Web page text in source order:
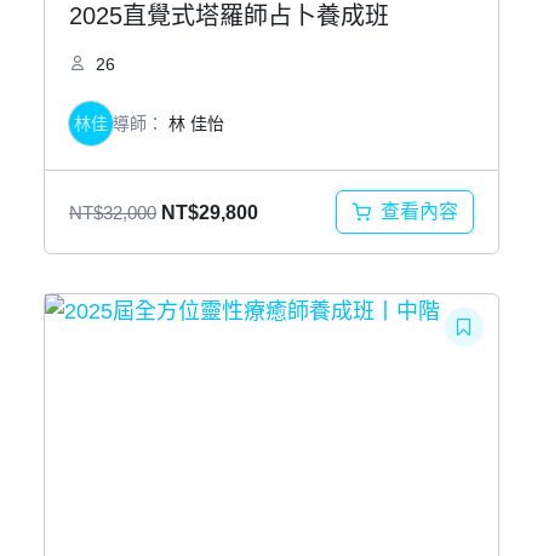
2025直覺式塔羅師占卜養成班
26
林佳 導師： 林 佳怡
NT$32,000 原
格：
NT$29,800目
格：
查看內容